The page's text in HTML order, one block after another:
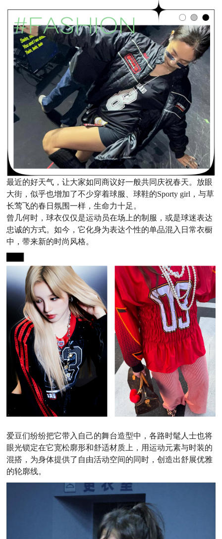
最近的好天气，让大家如同商议好一般共同庆祝春天。放眼
大街，似乎也增加了不少穿着球服、球鞋的Sporty girl，与草
长莺飞的春日氛围一样，生命力十足。
曾几何时，球衣仅仅是运动员在场上的制服，或是球迷表达
忠诚的方式。如今，它化身为表达个性的单品混入日常衣橱
中，带来新的时尚风格。
爱豆们纷纷把它带入自己的舞台造型中，各路时髦人士也将
眼光锁定在它宽松廓形和舒适材质上，用运动元素与时装的
混搭，为身体提供了自由活动空间的同时，创造出舒展优雅
的轮廓线。